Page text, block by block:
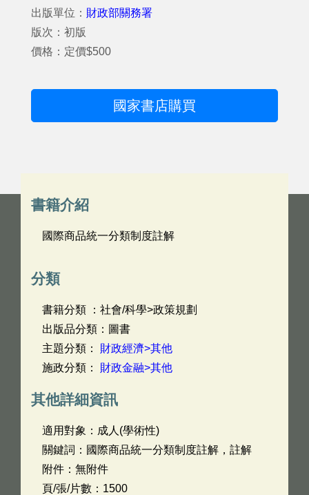
出版單位： 財政部關務署
版次：初版
價格：定價$500
國家書店購買
書籍介紹
國際商品統一分類制度註解
分類
書籍分類 ：社會/科學>政策規劃
出版品分類：圖書
主題分類： 財政經濟>其他
施政分類： 財政金融>其他
其他詳細資訊
適用對象：成人(學術性)
關鍵詞：國際商品統一分類制度註解，註解
附件：無附件
頁/張/片數：1500